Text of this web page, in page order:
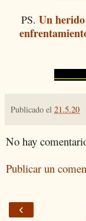
PS. Un
Publicado el 21.5.20
No hay
Publicar un
‹